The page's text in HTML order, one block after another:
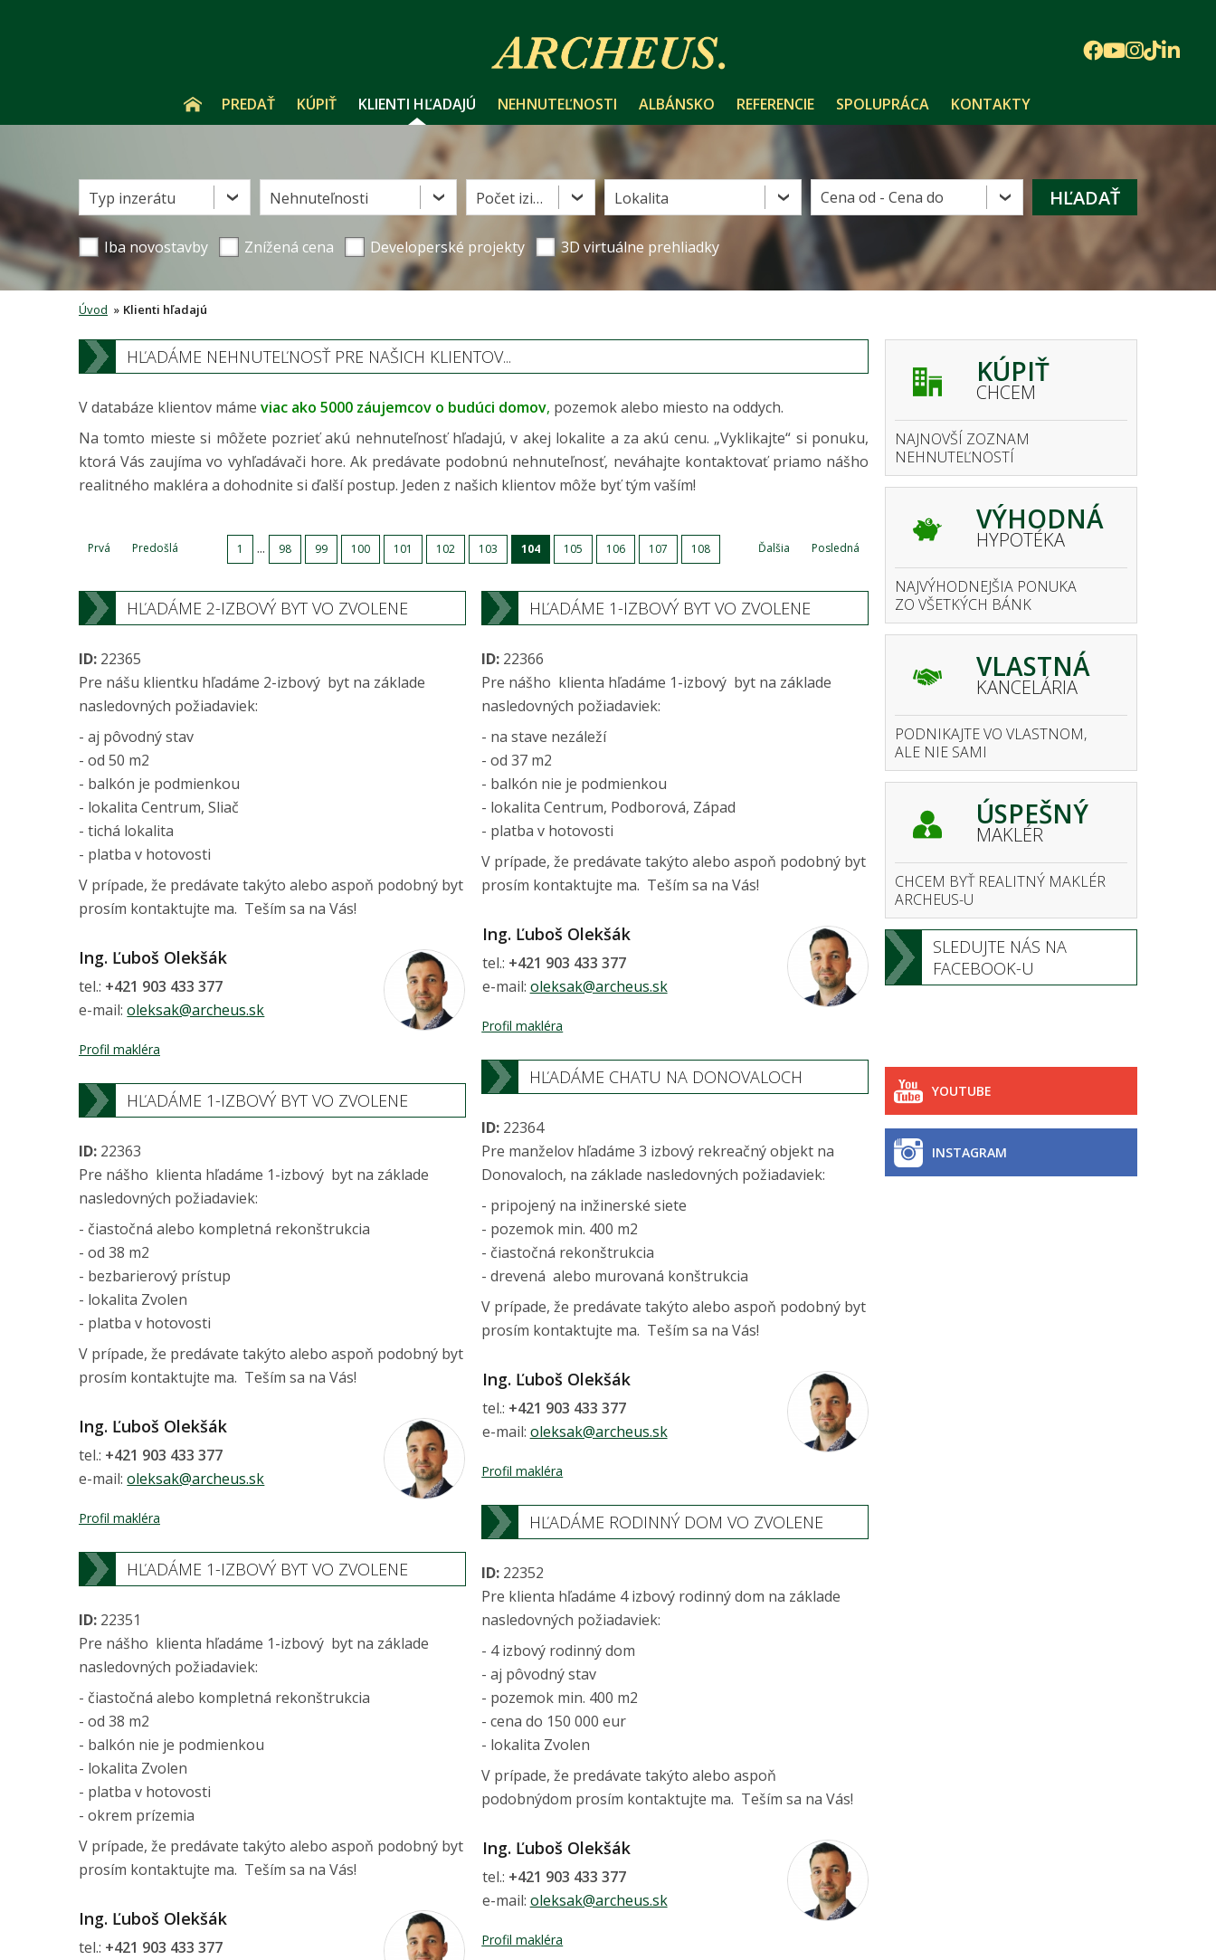
PREDAŤ KÚPIŤ KLIENTI HĽADAJÚ NEHNUTEĽNOSTI ALBÁNSKO REFERENCIE SPOLUPRÁCA KONTAKTY
Typ inzerátu Nehnuteľnosti Počet izieb Lokalita
Iba novostavby Znížená cena Developerské projekty 3D virtuálne prehliadky
Úvod » Klienti hľadajú
HĽADÁME NEHNUTEĽNOSŤ PRE NAŠICH KLIENTOV...
V databáze klientov máme viac ako 5000 záujemcov o budúci domov, pozemok alebo miesto na oddych.
Na tomto mieste si môžete pozrieť akú nehnuteľnosť hľadajú, v akej lokalite a za akú cenu. „Vyklikajte“ si ponuku,
ktorá Vás zaujíma vo vyhľadávači hore. Ak predávate podobnú nehnuteľnosť, neváhajte kontaktovať priamo nášho
realitného makléra a dohodnite si ďalší postup. Jeden z našich klientov môže byť tým vaším!
1 ...
Prvá Predošlá 98 99 100 101 102 103 104 105 106 107 108 Ďalšia Posledná
HĽADÁME 2-IZBOVÝ BYT VO ZVOLENE
ID: 22365
Pre nášu klientku hľadáme 2-izbový byt na základe
nasledovných požiadaviek:
- aj pôvodný stav
- od 50 m2
- balkón je podmienkou
- lokalita Centrum, Sliač
- tichá lokalita
- platba v hotovosti
V prípade, že predávate takýto alebo aspoň podobný byt
prosím kontaktujte ma. Teším sa na Vás!
Ing. Ľuboš Olekšák
tel.: +421 903 433 377
e-mail:oleksak@archeus.sk
Profil makléra
HĽADÁME 1-IZBOVÝ BYT VO ZVOLENE
ID: 22363
Pre nášho klienta hľadáme 1-izbový byt na základe
nasledovných požiadaviek:
- čiastočná alebo kompletná rekonštrukcia
- od 38 m2
- bezbarierový prístup
- lokalita Zvolen
- platba v hotovosti
V prípade, že predávate takýto alebo aspoň podobný byt
prosím kontaktujte ma. Teším sa na Vás!
Ing. Ľuboš Olekšák
tel.: +421 903 433 377
e-mail:oleksak@archeus.sk
Profil makléra
HĽADÁME 1-IZBOVÝ BYT VO ZVOLENE
ID: 22351
Pre nášho klienta hľadáme 1-izbový byt na základe
nasledovných požiadaviek:
- čiastočná alebo kompletná rekonštrukcia
- od 38 m2
- balkón nie je podmienkou
- lokalita Zvolen
- platba v hotovosti
- okrem prízemia
V prípade, že predávate takýto alebo aspoň podobný byt
prosím kontaktujte ma. Teším sa na Vás!
Ing. Ľuboš Olekšák
tel.: +421 903 433 377
HĽADÁME 1-IZBOVÝ BYT VO ZVOLENE
ID: 22366
Pre nášho klienta hľadáme 1-izbový byt na základe
nasledovných požiadaviek:
- na stave nezáleží
- od 37 m2
- balkón nie je podmienkou
- lokalita Centrum, Podborová, Západ
- platba v hotovosti
V prípade, že predávate takýto alebo aspoň podobný byt
prosím kontaktujte ma. Teším sa na Vás!
Ing. Ľuboš Olekšák
tel.: +421 903 433 377
e-mail: oleksak@archeus.sk
Profil makléra
HĽADÁME CHATU NA DONOVALOCH
ID: 22364
Pre manželov hľadáme 3 izbový rekreačný objekt na
Donovaloch, na základe nasledovných požiadaviek:
- pripojený na inžinerské siete
- pozemok min. 400 m2
- čiastočná rekonštrukcia
- drevená alebo murovaná konštrukcia
V prípade, že predávate takýto alebo aspoň podobný byt
prosím kontaktujte ma. Teším sa na Vás!
Ing. Ľuboš Olekšák
tel.: +421 903 433 377
e-mail: oleksak@archeus.sk
Profil makléra
HĽADÁME RODINNÝ DOM VO ZVOLENE
ID: 22352
Pre klienta hľadáme 4 izbový rodinný dom na základe
nasledovných požiadaviek:
- 4 izbový rodinný dom
- aj pôvodný stav
- pozemok min. 400 m2
- cena do 150 000 eur
- lokalita Zvolen
V prípade, že predávate takýto alebo aspoň
podobnýdom prosím kontaktujte ma. Teším sa na Vás!
Ing. Ľuboš Olekšák
tel.: +421 903 433 377
e-mail: oleksak@archeus.sk
Profil makléra
KÚPIŤ
CHCEM
NAJNOVŠÍ ZOZNAM
NEHNUTEĽNOSTÍ
VÝHODNÁ
HYPOTÉKA
NAJVÝHODNEJŠIA PONUKA
ZO VŠETKÝCH BÁNK
VLASTNÁ
KANCELÁRIA
PODNIKAJTE VO VLASTNOM,
ALE NIE SAMI
ÚSPEŠNÝ
MAKLÉR
CHCEM BYŤ REALITNÝ MAKLÉR
ARCHEUS-U
SLEDUJTE NÁS NA
FACEBOOK-U
YOUTUBE
INSTAGRAM